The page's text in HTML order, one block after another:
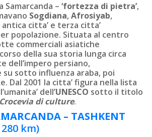
Samarcanda – ‘fortezza di pietra’,
Sogdiana,Afrosiyab,
antica citta’ e terza citta’
popolazione. Situata al centro
commerciali asiatiche
della sua storia lunga circa
dell’impero persiano,
su sotto influenza araba, poi
Dal 2001 la citta’ figura nella lista
dell’UNESCO sotto il titolo
Crocevia di culture.
– TASHKENT
km)